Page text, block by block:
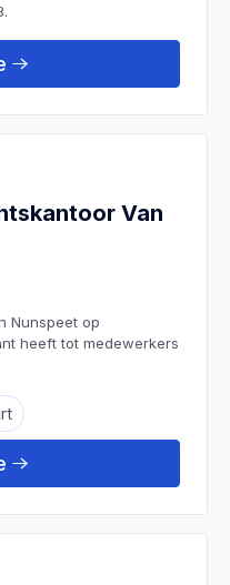
Van
Nunspeet op
heeft tot medewerkers